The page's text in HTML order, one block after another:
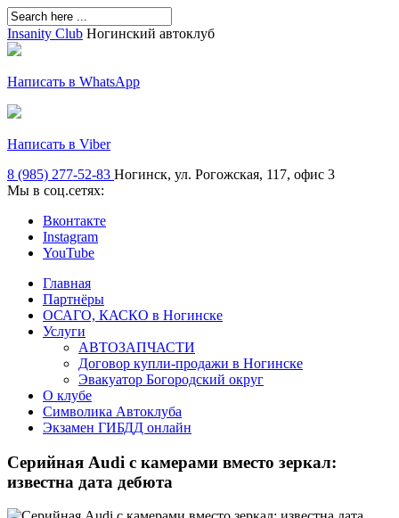
Insanity Club Ногинский автоклуб
Написать в WhatsApp
Написать в Viber
8 (985) 277-52-83 Ногинск, ул. Рогожская, 117, офис 3
Мы в соц.сетях:
Вконтакте
Instagram
YouTube
Главная
Партнёры
ОСАГО, КАСКО в Ногинске
Услуги
АВТОЗАПЧАСТИ
Договор купли-продажи в Ногинске
Эвакуатор Богородский округ
О клубе
Символика Автоклуба
Экзамен ГИБДД онлайн
Серийная Audi с камерами вместо зеркал:
известна дата дебюта